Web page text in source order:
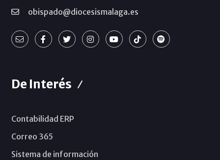
obispado@diocesismalaga.es
De Interés
Contabilidad ERP
Correo 365
Sistema de información